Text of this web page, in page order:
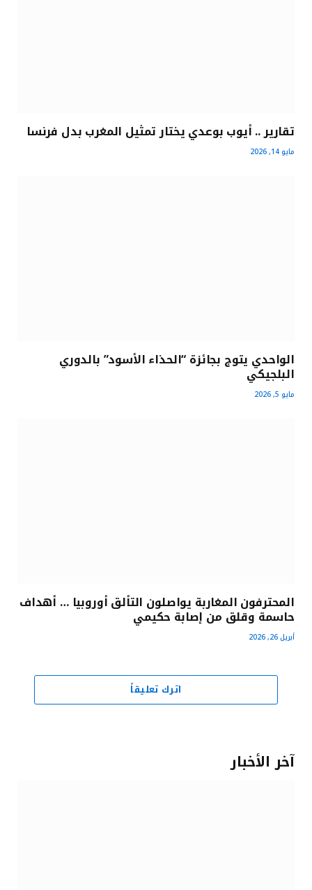
تقارير .. أيوب بوعدي يختار تمثيل المغرب بدل فرنسا
مايو 14, 2026
الواحدي يتوج بجائزة “الحذاء الأسود” بالدوري
البلجيكي
مايو 5, 2026
المحترفون المغاربة يواصلون التألق أوروبيا … أهداف
حاسمة وقلق من إصابة حكيمي
أبريل 26, 2026
اترك تعليقاً
آخر الأخبار